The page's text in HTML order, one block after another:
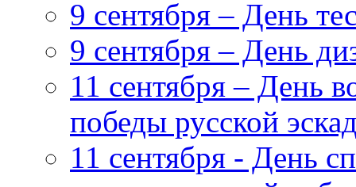
9 сентября – День
9 сентября – День
11 сентября – День
победы русской
11 сентября - День